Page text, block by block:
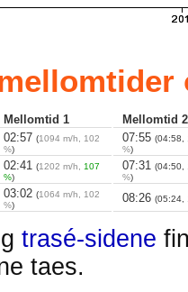
Mellomtid 1
Mellomtid 2
02:57 (1094 m/h, 102
%)
07:55 (04:58,
%)
02:41 (1202 m/h, 107
%)
07:31 (04:50,
%)
03:02 (1064 m/h, 102
%)
08:26 (05:24,
trasé-sidene
taes.